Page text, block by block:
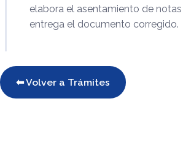
elabora el asentamiento de
entrega el documento corregido.
⬅ Volver a Trámites